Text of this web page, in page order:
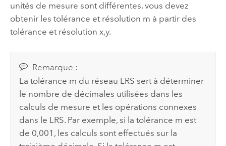
unités de mesure sont différentes, vous devez
obtenir les tolérance et résolution m à partir des
tolérance et résolution x,y.
Remarque :
La tolérance m du réseau LRS sert à déterminer
le nombre de décimales utilisées dans les
calculs de mesure et les opérations connexes
dans le LRS. Par exemple, si la tolérance m est
de 0,001, les calculs sont effectués sur la